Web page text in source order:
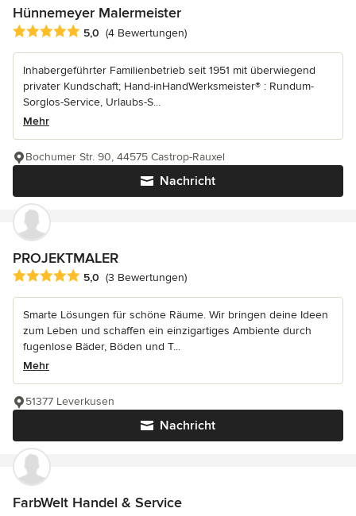
Hünnemeyer Malermeister
Durchschnittliche Bewertung: 5 von 5 Sternen
5,0 (4 Bewertungen)
Inhabergeführter Familienbetrieb seit 1951 mit überwiegend
privater Kundschaft; Hand-inHandWerksmeister® : Rundum-
Sorglos-Service, Urlaubs-S...
Mehr
Nachricht
Bochumer Str. 90, 44575 Castrop-Rauxel
PROJEKTMALER
Durchschnittliche Bewertung: 5 von 5 Sternen
5,0 (3 Bewertungen)
Smarte Lösungen für schöne Räume. Wir bringen deine Ideen
zum Leben und schaffen ein einzigartiges Ambiente durch
fugenlose Bäder, Böden und T...
Mehr
Nachricht
51377 Leverkusen
FarbWelt Handel & Service